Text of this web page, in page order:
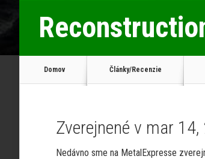
Domov Články/Recenzie
Zverejnené v mar 14,
Nedávno sme na MetalExpresse